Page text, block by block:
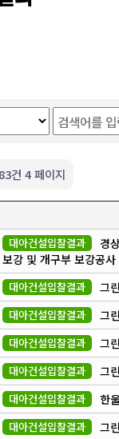
건 4 페이지
대아건설입찰결과
경
보강 및 개구부 보강공
대아건설입찰결과 그
대아건설입찰결과 그
대아건설입찰결과 그
대아건설입찰결과 그
대아건설입찰결과 한
대아건설입찰결과 그